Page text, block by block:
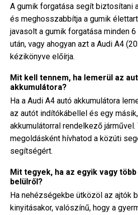
A gumik forgatása segít biztosítani
és meghosszabbítja a gumik
javasolt a gumik forgatása minden
után, vagy ahogyan azt a Audi A4
kézikönyve előírja.
Mit kell tennem, ha lemerül az
akkumulátora?
Ha a Audi A4 autó akkumulátora
az autót indítókábellel és egy
akkumulátorral rendelkező
megoldásként hívhatod a közúti
segítségért.
Mit tegyek, ha az egyik vagy
belülről?
Ha nehézségekbe ütközöl az ajtók
kinyitásakor, valószínű, hogy a